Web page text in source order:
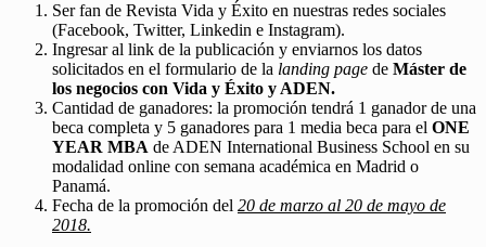
Ser fan de Revista Vida y Éxito en nuestras redes sociales
(Facebook, Twitter, Linkedin e Instagram).
Ingresar al link de la publicación y enviarnos los datos
solicitados en el formulario de la landing page de Máster de
los negocios con Vida y Éxito y ADEN.
Cantidad de ganadores: la promoción tendrá 1 ganador de una
beca completa y 5 ganadores para 1 media beca para el ONE
YEAR MBA de ADEN International Business School en su
modalidad online con semana académica en Madrid o
Panamá.
Fecha de la promoción del 20 de marzo al 20 de mayo de
2018.